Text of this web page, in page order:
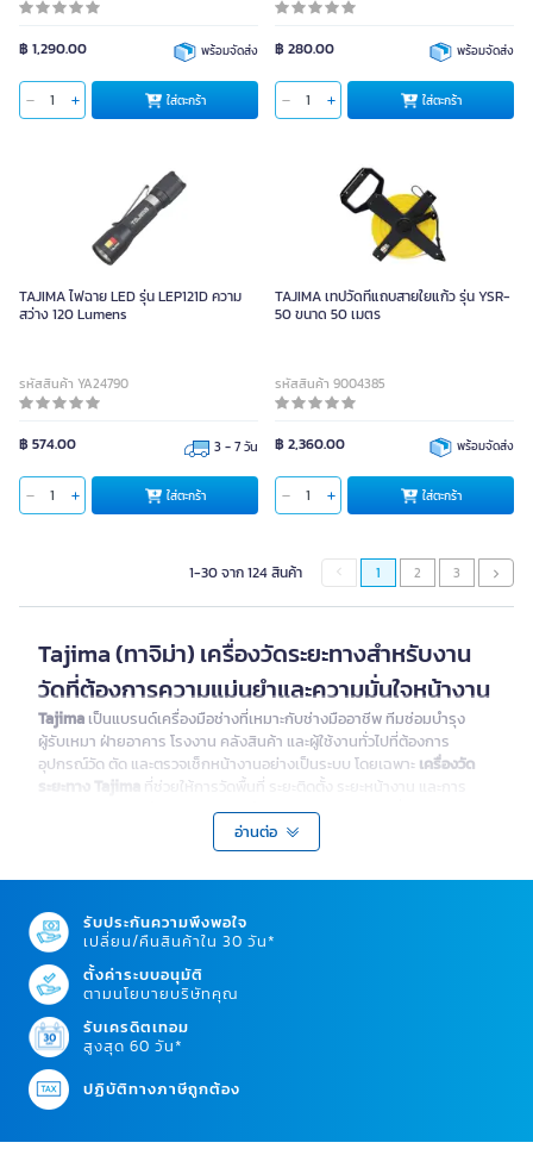
฿ 1,290.00 พร้อมจัดส่ง
ใส่ตะกร้า
฿ 280.00 พร้อมจัดส่ง
ใส่ตะกร้า
TAJIMA ไฟฉาย LED รุ่น LEP121D ความ
สว่าง 120 Lumens
รหัสสินค้า YA24790
฿ 574.00 3 - 7 วัน
ใส่ตะกร้า
TAJIMA เทปวัดที่แถบสายใยแก้ว รุ่น YSR-
50 ขนาด 50 เมตร
รหัสสินค้า 9004385
฿ 2,360.00 พร้อมจัดส่ง
ใส่ตะกร้า
1-30 จาก 124 สินค้า 1 2 3
Tajima (ทาจิม่า) เครื่องวัดระยะทางสำหรับงาน
วัดที่ต้องการความแม่นยำและความมั่นใจหน้างาน
Tajima เป็นแบรนด์เครื่องมือช่างที่เหมาะกับช่างมืออาชีพ ทีมซ่อมบำรุง
ผู้รับเหมา ฝ่ายอาคาร โรงงาน คลังสินค้า และผู้ใช้งานทั่วไปที่ต้องการ
อุปกรณ์วัด ตัด และตรวจเช็กหน้างานอย่างเป็นระบบ โดยเฉพาะ เครื่องวัด
ระยะทาง Tajima
ที่ช่วยให้การวัดพื้นที่ ระยะติดตั้ง ระยะหน้างาน และการ
ประเมินขนาดงานทำได้สะดวก แม่นยำ และลดความคลาดเคลื่อนจากการกะ
รวดเร็วขึ้น ลดการแก้ไขซ้ำ และช่วยให้ทีมงานสื่อสารข้อมูลระยะหรือขนาด
ชิ้นงานได้ตรงกันมากขึ้น
Tajima ครบสำหรับเครื่องวัดระยะทาง ตลับเมตร
อุปกรณ์ตัด และเครื่องมือช่าง
Tajima มีเครื่องมือช่างที่ช่วยรองรับงานวัด งานตัด งานติดตั้ง และงาน
ตรวจสอบพื้นที่ ตั้งแต่งานละเอียดบนโต๊ะทำงานไปจนถึงงานหน้างานจริง
อ่านต่อ
รับประกันความพึงพอใจ
เปลี่ยน/คืนสินค้าใน 30 วัน*
ตั้งค่าระบบอนุมัติ
ตามนโยบายบริษัทคุณ
รับเครดิตเทอม
สูงสุด 60 วัน*
ปฏิบัติทางภาษีถูกต้อง